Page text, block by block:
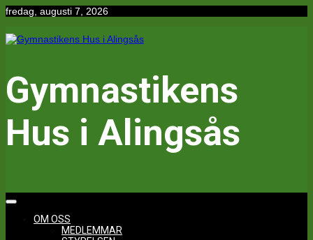
Hoppa
innehåll
fredag, augusti 7, 2026
Gymnastikens
Hus i Alingsås
OM OSS
MEDLEMMAR